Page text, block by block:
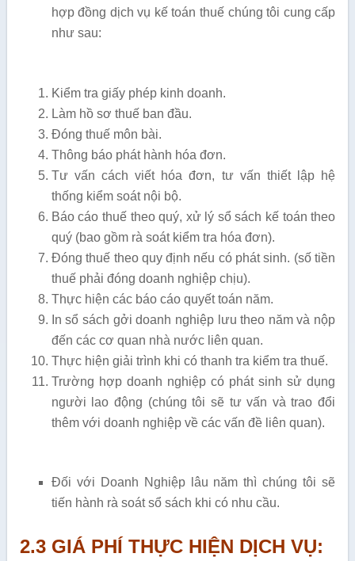
hợp đồng dịch vụ kế toán thuế chúng tôi cung cấp
như sau:
Kiểm tra giấy phép kinh doanh.
Làm hồ sơ thuế ban đầu.
Đóng thuế môn bài.
Thông báo phát hành hóa đơn.
Tư vấn cách viết hóa đơn, tư vấn thiết lập hệ
thống kiểm soát nội bộ.
Báo cáo thuế theo quý, xử lý sổ sách kế toán theo
quý (bao gồm rà soát kiểm tra hóa đơn).
Đóng thuế theo quy định nếu có phát sinh. (số tiền
thuế phải đóng doanh nghiệp chịu).
Thực hiện các báo cáo quyết toán năm.
In sổ sách gởi doanh nghiệp lưu theo năm và nộp
đến các cơ quan nhà nước liên quan.
Thực hiện giải trình khi có thanh tra kiểm tra thuế.
Trường hợp doanh nghiệp có phát sinh sử dụng
người lao động (chúng tôi sẽ tư vấn và trao đổi
thêm với doanh nghiệp về các vấn đề liên quan).
Đối với Doanh Nghiệp lâu năm thì chúng tôi sẽ
tiến hành rà soát sổ sách khi có nhu cầu.
2.3 GIÁ PHÍ THỰC HIỆN DỊCH VỤ: